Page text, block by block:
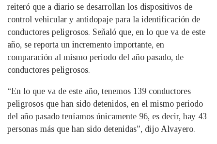
reiteró que a diario se desarrollan los dispositivos de
control vehicular y antidopaje para la identificación de
conductores peligrosos. Señaló que, en lo que va de este
año, se reporta un incremento importante, en
comparación al mismo periodo del año pasado, de
conductores peligrosos.
“En lo que va de este año, tenemos 139 conductores
peligrosos que han sido detenidos, en el mismo periodo
del año pasado teníamos únicamente 96, es decir, hay 43
personas más que han sido detenidas”, dijo Alvayero.